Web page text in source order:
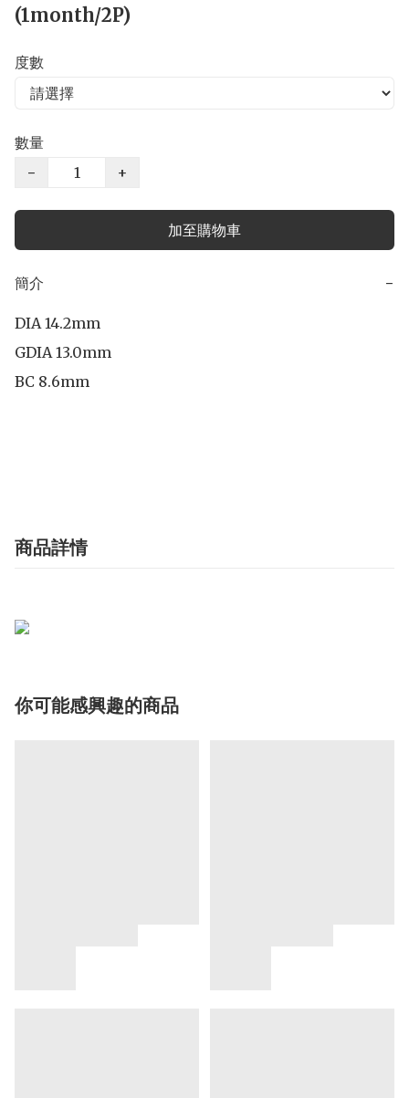
(1month/2P)
度數
數量
−
+
加至購物車
簡介 −
DIA 14.2mm
GDIA 13.0mm
BC 8.6mm
商品詳情
你可能感興趣的商品